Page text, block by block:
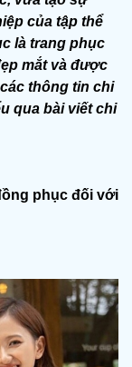
của tập thể
là trang phục
mắt và được
thông tin chi
qua bài viết chi
phục đối với